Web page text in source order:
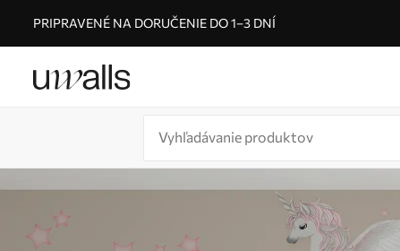
PRIPRAVENÉ NA DORUČENIE DO 1–3 DNÍ